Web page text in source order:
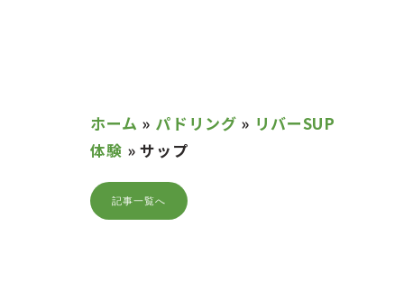
ホーム » パドリング » リバーSUP
体験 » サップ
記事一覧へ